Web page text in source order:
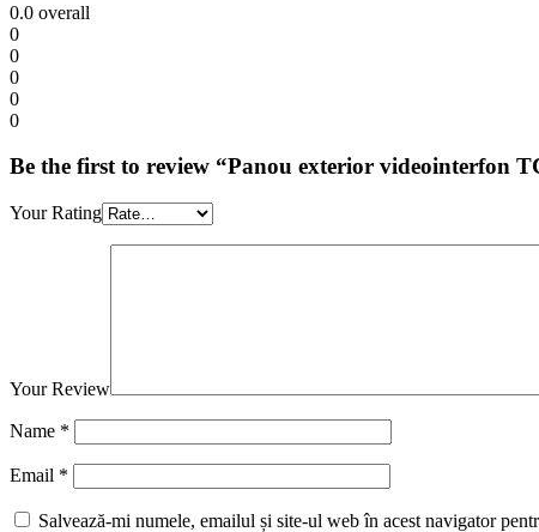
0.0 overall
0
0
0
0
0
Be the first to review “Panou exterior videointerfon
Your Rating
Your Review
Name *
Email *
Salvează-mi numele, emailul și site-ul web în acest navigator